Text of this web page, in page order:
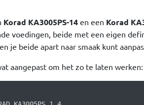
Korad KA3005PS-14en een Korad
voedingen, beide met een eigen
je beide apart naar smaak kunt
aangepast om het zo te laten werken: